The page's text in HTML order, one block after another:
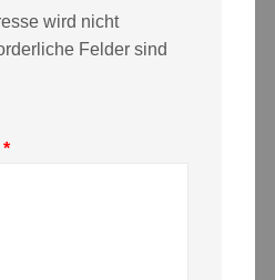
wird nicht
Felder sind
*